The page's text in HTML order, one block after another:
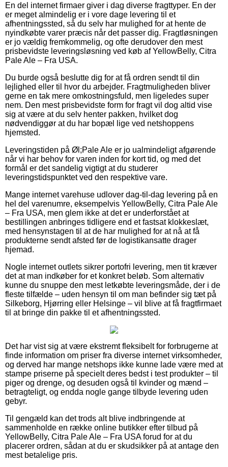
En del internet firmaer giver i dag diverse fragttyper. En der
er meget almindelig er i vore dage levering til et
afhentningssted, så du selv har mulighed for at hente de
nyindkøbte varer præcis når det passer dig. Fragtløsningen
er jo vældig fremkommelig, og ofte derudover den mest
prisbevidste leveringsløsning ved køb af YellowBelly, Citra
Pale Ale – Fra USA.
Du burde også beslutte dig for at få ordren sendt til din
lejlighed eller til hvor du arbejder. Fragtmuligheden bliver
gerne en tak mere omkostningsfuld, men ligeledes super
nem. Den mest prisbevidste form for fragt vil dog altid vise
sig at være at du selv henter pakken, hvilket dog
nødvendiggør at du har bopæl lige ved netshoppens
hjemsted.
Leveringstiden på Øl;Pale Ale er jo ualmindeligt afgørende
når vi har behov for varen inden for kort tid, og med det
formål er det sandelig vigtigt at du studerer
leveringstidspunktet ved den respektive vare.
Mange internet varehuse udlover dag-til-dag levering på en
hel del varenumre, eksempelvis YellowBelly, Citra Pale Ale
– Fra USA, men glem ikke at det er underforstået at
bestillingen anbringes tidligere end et fastsat klokkeslæt,
med hensynstagen til at de har mulighed for at nå at få
produkterne sendt afsted før de logistikansatte drager
hjemad.
Nogle internet outlets sikrer portofri levering, men tit kræver
det at man indkøber for et konkret beløb. Som alternativ
kunne du snuppe den mest letkøbte leveringsmåde, der i de
fleste tilfælde – uden hensyn til om man befinder sig tæt på
Silkeborg, Hjørring eller Helsinge – vil blive at få fragtfirmaet
til at bringe din pakke til et afhentningssted.
Det har vist sig at være ekstremt fleksibelt for forbrugerne at
finde information om priser fra diverse internet virksomheder,
og derved har mange netshops ikke kunne lade være med at
stampe priserne på specielt deres bedst i test produkter – til
piger og drenge, og desuden også til kvinder og mænd –
betragteligt, og endda nogle gange tilbyde levering uden
gebyr.
Til gengæld kan det trods alt blive indbringende at
sammenholde en række online butikker efter tilbud på
YellowBelly, Citra Pale Ale – Fra USA forud for at du
placerer ordren, sådan at du er skudsikker på at antage den
mest betalelige pris.